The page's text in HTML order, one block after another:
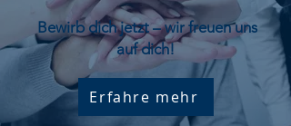
Bewirb dich jetzt – wir freuen uns
auf dich!
Erfahre mehr